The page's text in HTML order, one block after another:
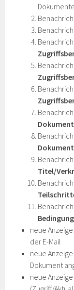
Dokumente
Titel/
neue
der E-Mail
neue
Dokument
neue